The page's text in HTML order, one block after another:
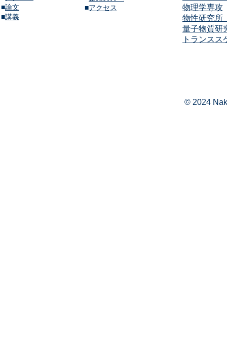
​■論文
​■講義​
​■アクセス
物理学専攻
物性研究所
量子物質研
トランス
© 2024